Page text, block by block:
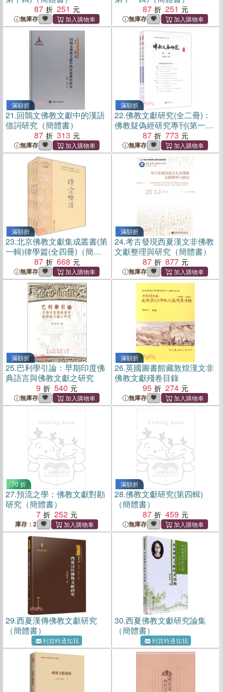
87
251
無庫存
87
251
無庫存
滿額折
21.回鶻文佛教文獻中的漢語
借詞研究（簡體書）
87
313
無庫存
滿額折
22.佛教文獻研究(全二冊)：
佛教疑偽經研究專刊(第一、
二輯)（簡體書）
87 773
無庫存
滿額折
23.北京佛教文獻集成叢書(第
一輯)律學篇(全四冊)（簡體
87 668
無庫存
滿額折
24.考古發現西夏漢文非佛教
文獻整理與研究（簡體書）
87
877
無庫存
滿額折
25.巴利學引論：早期印度佛
典語言與佛教文獻之研究
9
540
無庫存
滿額折
26.英國圖書館藏敦煌漢文非
佛教文獻殘卷目錄
95
274
無庫存
70 折
27.預流之學：佛教文獻對勘
研究（簡體書）
7
252
庫存：2
滿額折
28.佛教文獻研究(第四輯)
（簡體書）
87
459
無庫存
29.西夏漢傳佛教文獻研究
（簡體書）
到貨時通知我
30.西夏佛教文獻研究論集
（簡體書）
到貨時通知我